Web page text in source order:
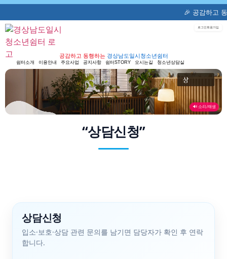
🎉 공감하고 동
공감하고 동행하는 경상남도일시청소년쉼터
쉼터소개 이용안내 주요사업 공지사항 쉼터STORY 오시는길 청소년상담실
🔊 소리/재생
“상담신청”
상담신청
입소·보호·상담 관련 문의를 남기면 담당자가 확인 후 연락
합니다.
로그인회원가입